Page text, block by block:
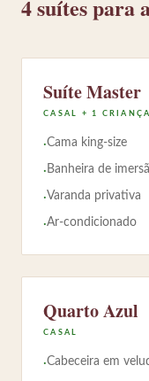
4 suítes para
Suíte Master
CASAL + 1 CRIANÇA
·Cama king-size
· Banheira de
·Varanda privativa
·Ar-condicionado
Quarto Azul
CASAL
·Cabeceira em